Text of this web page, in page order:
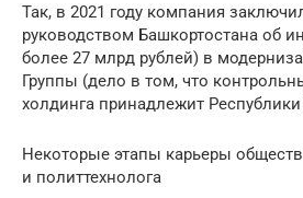
Так, в 2021 году компания
руководством Башкортостана об
более 27 млрд рублей) в
Группы (дело в том, что
холдинга принадлежит
Некоторые этапы карьеры
и политтехнолога